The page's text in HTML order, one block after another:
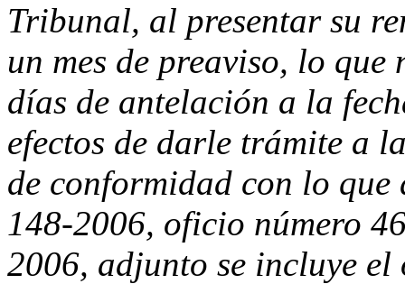
Tribunal, al presentar su
un mes de preaviso, lo
días de antelación a la
efectos de darle trámite a
de conformidad con lo que
148-2006, oficio número
2006, adjunto se incluye